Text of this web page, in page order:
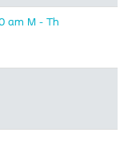
am M - Th